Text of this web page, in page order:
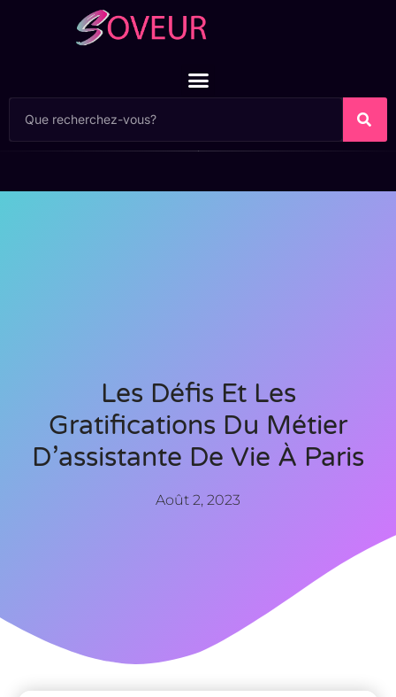
Les Défis Et Les
Gratifications Du Métier
D’assistante De Vie À Paris
Août 2, 2023